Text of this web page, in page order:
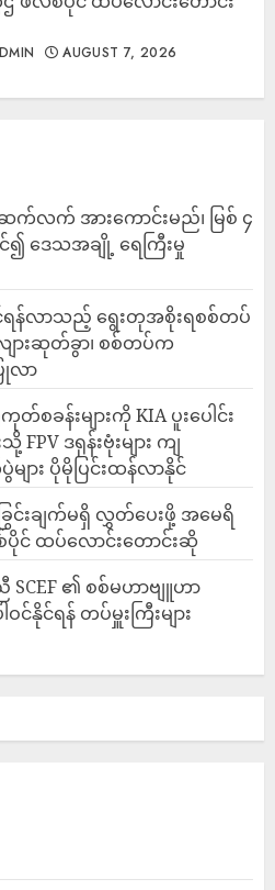
AUGUST 7, 2026
လက် အားကောင်းမည်၊ မြစ် ၄
၍ ဒေသအချို့ ရေကြီးမှု
န်လာသည့် ရွေးတုအစိုးရစစ်တပ်
ားဆုတ်ခွာ၊ စစ်တပ်က
ြုလာ
စခန်းများကို KIA ပူးပေါင်း
ဒရုန်းဗုံးများ ကျ
ား ပိုမိုပြင်းထန်လာနိုင်
င်းချက်မရှိ လွှတ်ပေးဖို့ အမေရိ
င် ထပ်လောင်းတောင်းဆို
၏ စစ်မဟာဗျူဟာ
င်နိုင်ရန် တပ်မှူးကြီးများ